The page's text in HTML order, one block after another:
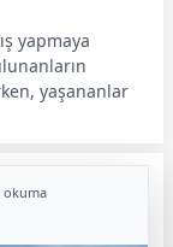
yapmaya
yaşananlar
okuma